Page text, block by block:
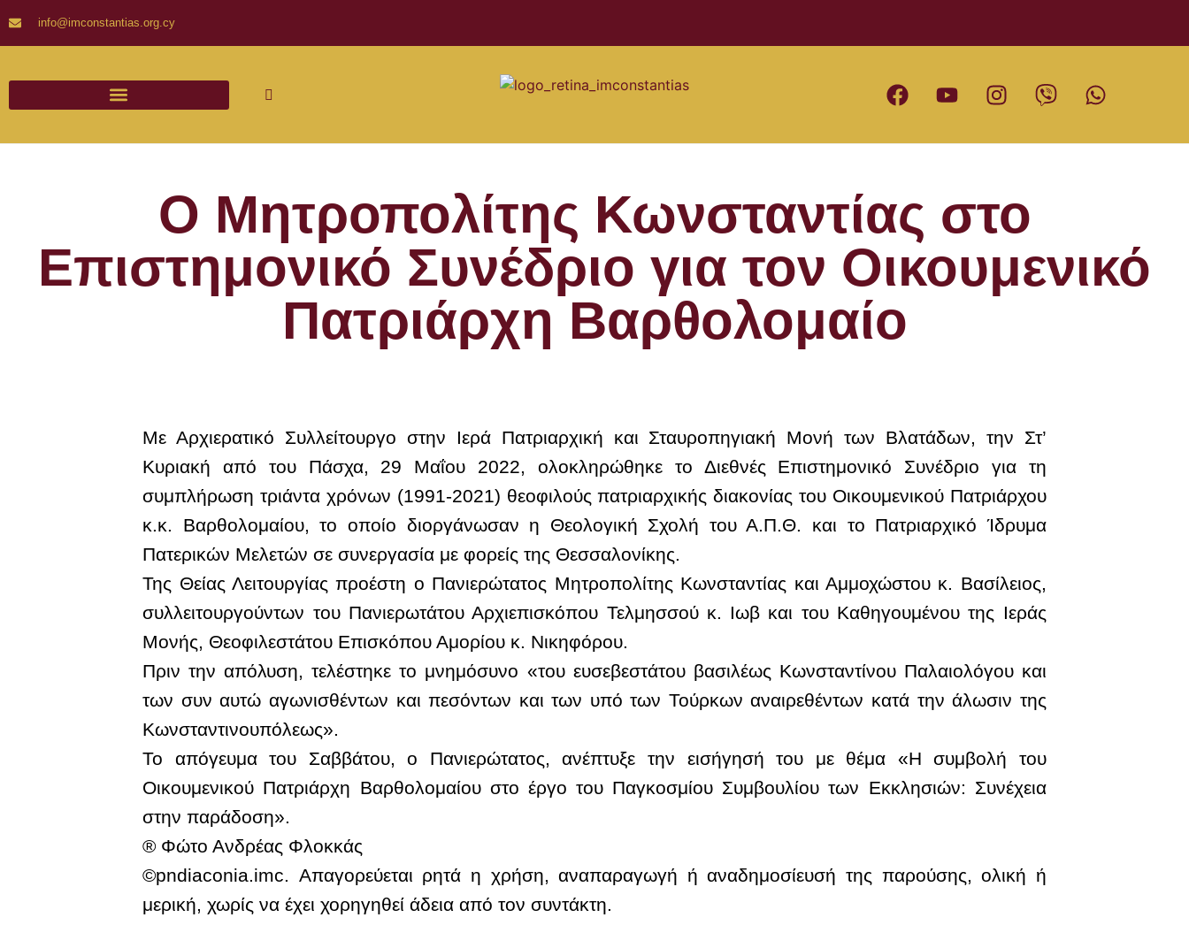
info@imconstantias.org.cy
Ο Μητροπολίτης Κωνσταντίας στο
Επιστημονικό Συνέδριο για τον Οικουμενικό
Πατριάρχη Βαρθολομαίο
Με Αρχιερατικό Συλλείτουργο στην Ιερά Πατριαρχική και Σταυροπηγιακή Μονή των Βλατάδων, την Στ’
Κυριακή από του Πάσχα, 29 Μαΐου 2022, ολοκληρώθηκε το Διεθνές Επιστημονικό Συνέδριο για τη
συμπλήρωση τριάντα χρόνων (1991-2021) θεοφιλούς πατριαρχικής διακονίας του Οικουμενικού Πατριάρχου
κ.κ. Βαρθολομαίου, το οποίο διοργάνωσαν η Θεολογική Σχολή του Α.Π.Θ. και το Πατριαρχικό Ίδρυμα
Πατερικών Μελετών σε συνεργασία με φορείς της Θεσσαλονίκης.
Της Θείας Λειτουργίας προέστη ο Πανιερώτατος Μητροπολίτης Κωνσταντίας και Αμμοχώστου κ. Βασίλειος,
συλλειτουργούντων του Πανιερωτάτου Αρχιεπισκόπου Τελμησσού κ. Ιωβ και του Καθηγουμένου της Ιεράς
Μονής, Θεοφιλεστάτου Επισκόπου Αμορίου κ. Νικηφόρου.
Πριν την απόλυση, τελέστηκε το μνημόσυνο «του ευσεβεστάτου βασιλέως Κωνσταντίνου Παλαιολόγου και
των συν αυτώ αγωνισθέντων και πεσόντων και των υπό των Τούρκων αναιρεθέντων κατά την άλωσιν της
Κωνσταντινουπόλεως».
Το απόγευμα του Σαββάτου, ο Πανιερώτατος, ανέπτυξε την εισήγησή του με θέμα «Η συμβολή του
Οικουμενικού Πατριάρχη Βαρθολομαίου στο έργο του Παγκοσμίου Συμβουλίου των Εκκλησιών: Συνέχεια
στην παράδοση».
® Φώτο Ανδρέας Φλοκκάς
©pndiaconia.imc. Απαγορεύεται ρητά η χρήση, αναπαραγωγή ή αναδημοσίευσή της παρούσης, ολική ή
μερική, χωρίς να έχει χορηγηθεί άδεια από τον συντάκτη.